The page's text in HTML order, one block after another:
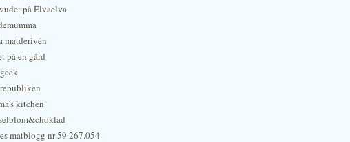
på Elvaelva
matderivén
på en gård
kitchen
matblogg nr 59.267.054